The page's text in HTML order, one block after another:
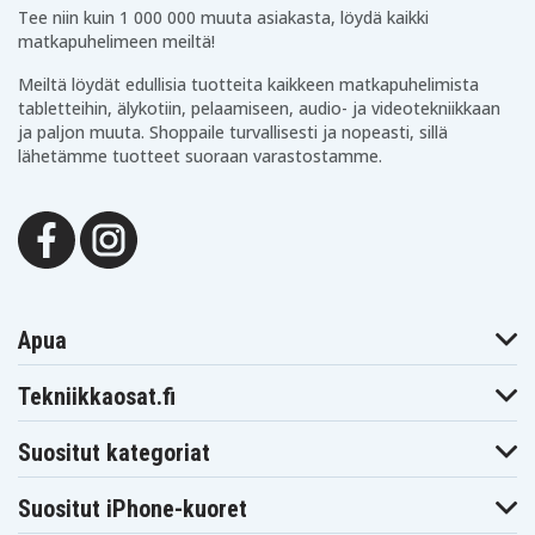
Väri Valkoinen
Vaikutus 40 W
Latausportti USB-A, USB-C
Lähtöjen määrä
Yhteys laitteeseen
Sopii seuraaville smartphones:
Google Pixel 6
Google Pixel 7a Google Pixel 8
Google Pixel 9
Google Pixel 9
Pro XL
Motorola Edge
(2022)
Motorola Edge Motorola Edge
Motorola Edge Motorola Edge
Tee niin kuin 1 000 000 muuta asiakasta, löydä kaikki
matkapuhelimeen meiltä!
Meiltä löydät edullisia tuotteita kaikkeen matkapuhelimista
tabletteihin, älykotiin, pelaamiseen, audio- ja videotekniikkaan
ja paljon muuta. Shoppaile turvallisesti ja nopeasti, sillä
lähetämme tuotteet suoraan varastostamme.
Apua
Tekniikkaosat.fi
Suositut kategoriat
Suositut iPhone-kuoret